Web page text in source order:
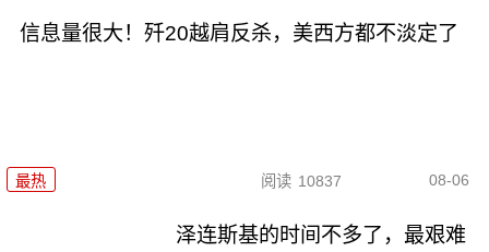
信息量很大！歼20越肩反杀，美西方都不淡定了
最热 阅读 10837 08-06
泽连斯基的时间不多了，最艰难